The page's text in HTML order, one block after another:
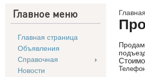
Главное меню
Главная страница
Объявления
Справочная
Новости
Главная
Продам